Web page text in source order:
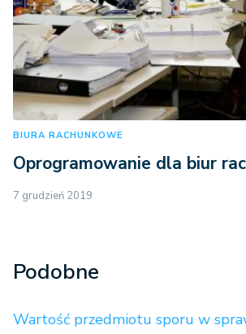
BIURA RACHUNKOWE
Oprogramowanie dla biur
7 grudzień 2019
Podobne
Wartość przedmiotu sporu w